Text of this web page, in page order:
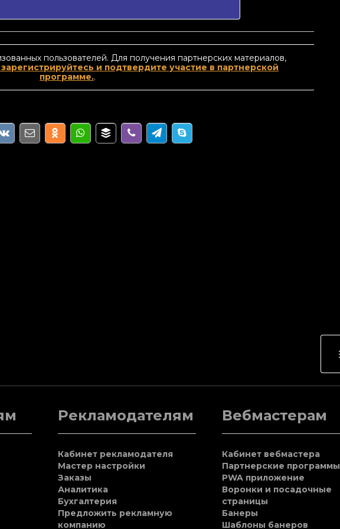
пользователей. Для получения партнерских материалов,
и подтвердите участие в партнерской
программе..
Рекламодателям
Кабинет рекламодателя
Мастер настройки
Заказы
Аналитика
Бухгалтерия
Предложить рекламную
компанию
Вебмастерам
Кабинет вебмастера
Партнерские программы
PWA приложение
Воронки и посадочные
страницы
Банеры
Шаблоны банеров